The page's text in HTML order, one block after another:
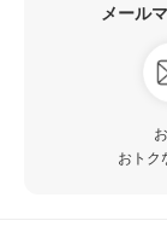
メール
おトク